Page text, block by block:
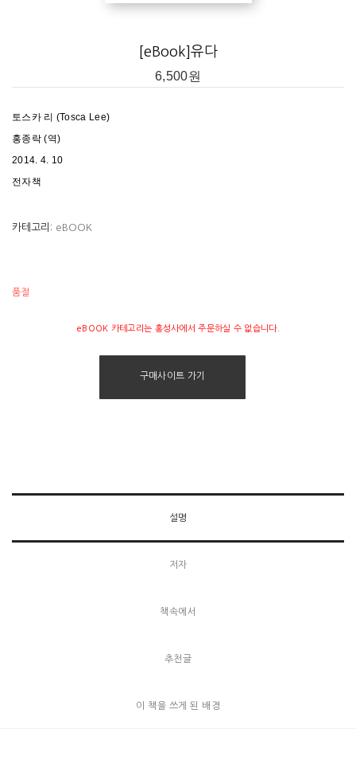
[eBook]유다
6,500원
토스카 리 (Tosca Lee)
홍종락 (역)
2014. 4. 10
전자책
카테고리: eBOOK
품절
eBOOK 카테고리는 홍성사에서 주문하실 수 없습니다.
구매사이트 가기
설명
저자
책속에서
추천글
이 책을 쓰게 된 배경